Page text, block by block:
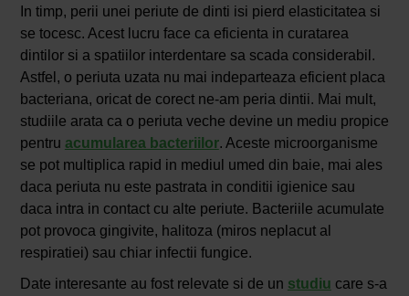
In timp, perii unei periute de dinti isi pierd elasticitatea si
se tocesc. Acest lucru face ca eficienta in curatarea
dintilor si a spatiilor interdentare sa scada considerabil.
Astfel, o periuta uzata nu mai indeparteaza eficient placa
bacteriana, oricat de corect ne-am peria dintii. Mai mult,
studiile arata ca o periuta veche devine un mediu propice
pentru acumularea bacteriilor. Aceste microorganisme
se pot multiplica rapid in mediul umed din baie, mai ales
daca periuta nu este pastrata in conditii igienice sau
daca intra in contact cu alte periute. Bacteriile acumulate
pot provoca gingivite, halitoza (miros neplacut al
respiratiei) sau chiar infectii fungice.
Date interesante au fost relevate si de un studiu care s-a